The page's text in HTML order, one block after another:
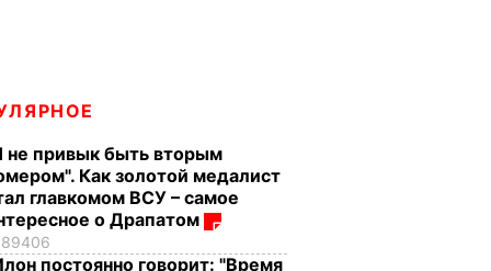
не привык быть вторым
Как золотой медалист
главкомом ВСУ – самое
о Драпатом
89406
постоянно говорит: "Время